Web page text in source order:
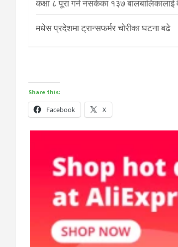
कक्षा ८ पूरा गर्न नसकेका १३७ बालबालिकालाई
मधेस प्रदेशमा ट्रान्सफर्मर चोरीका घटना बढे
Share this:
Facebook X